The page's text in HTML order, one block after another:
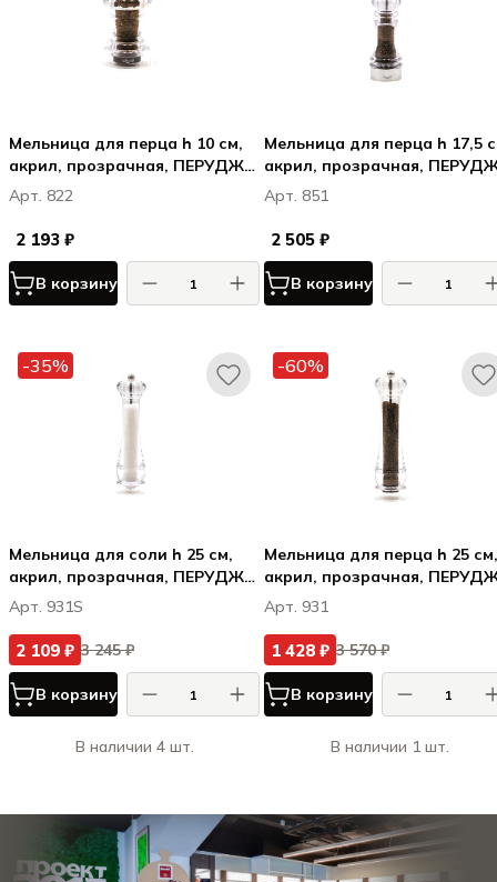
Мельница для перца h 10 см,
акрил, прозрачная, ПЕРУДЖА
/ PERUGIA
Арт. 822
2 193 ₽
В корзину
Мельница для перца h 17,5
акрил, прозрачная,
/ PERUGIA
Арт. 851
2 505 ₽
В корзину
-35%
Мельница для соли h 25 см,
акрил, прозрачная, ПЕРУДЖА
/ PERUGIA
Арт. 931S
2 109 ₽ 3 245 ₽
В корзину
В наличии 4 шт.
-60%
Мельница для перца h 25 см,
акрил, прозрачная,
/ PERUGIA
Арт. 931
1 428 ₽ 3 570 ₽
В корзину
В наличии 1 шт.